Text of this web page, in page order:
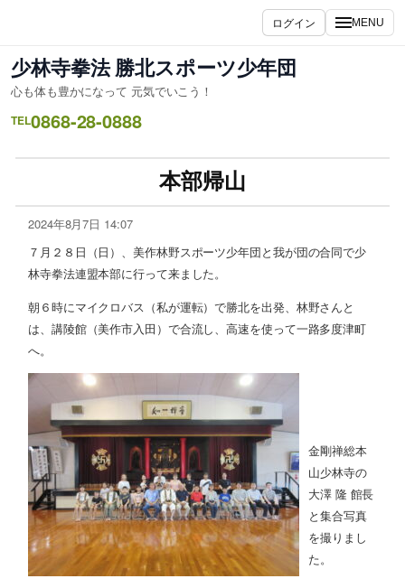
ログイン MENU
少林寺拳法 勝北スポーツ少年団
心も体も豊かになって 元気でいこう！
TEL0868-28-0888
本部帰山
2024年8月7日 14:07
７月２８日（日）、美作林野スポーツ少年団と我が団の合同で少
林寺拳法連盟本部に行って来ました。
朝６時にマイクロバス（私が運転）で勝北を出発、林野さんと
は、講陵館（美作市入田）で合流し、高速を使って一路多度津町
へ。
金剛禅総本
山少林寺の
大澤 隆 館長
と集合写真
を撮りまし
た。